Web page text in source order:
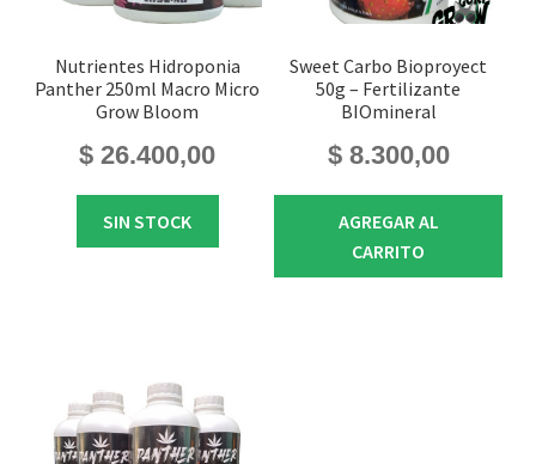
Nutrientes Hidroponia
Panther 250ml Macro Micro
Grow Bloom
$ 26.400,00
SIN STOCK
Sweet Carbo Bioproyect
50g – Fertilizante
BIOmineral
$8.300,00
AGREGAR AL
CARRITO